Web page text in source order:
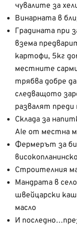
чувалите за
Винарната в
Градината при
взема
картофи, 5кг
местните
трябва добре
следващото
развалят
Склада за
Ale от местна
Фермерът за
Строителния
Мандрата в
швейцарски
масло
И